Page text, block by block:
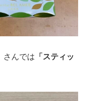
さんでは 「スティッ